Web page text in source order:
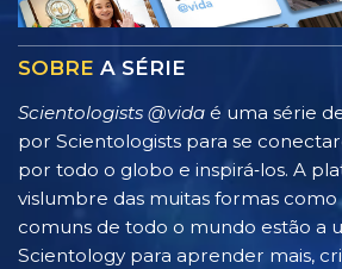
SOBRE A SÉRIE
Scientologists @vida é uma série
por Scientologists para se
por todo o globo e inspirá‑los. A
vislumbre das muitas formas como
comuns de todo o mundo estão a
Scientology para aprender mais,